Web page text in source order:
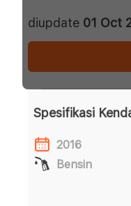
diupdate 01 Oct
Spesifikasi
2016
Bensin